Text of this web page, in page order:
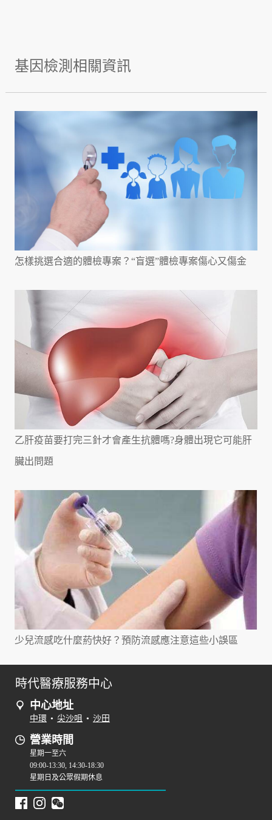
基因檢測相關資訊
怎樣挑選合適的體檢專案？“盲選”體檢專案傷心又傷金
乙肝疫苗要打完三針才會產生抗體嗎?身體出現它可能肝
臟出問題
少兒流感吃什麼葯快好？預防流感應注意這些小誤區
時代醫療服務中心
中心地址
中環 • 尖沙咀 • 沙田
營業時間
星期一至六
09:00-13:30, 14:30-18:30
星期日及公眾假期休息